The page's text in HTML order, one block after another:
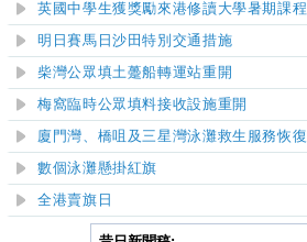
英國中學生獲獎勵來港修讀大學暑期課程
明日賽馬日沙田特別交通措施
柴灣公眾填土躉船轉運站重開
梅窩臨時公眾填料接收設施重開
廈門灣、橋咀及三星灣泳灘救生服務恢
數個泳灘懸掛紅旗
全港賣旗日